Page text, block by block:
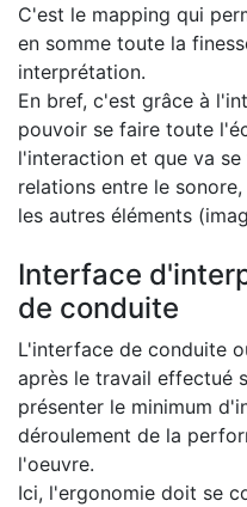
C'est le mapping qui
en somme toute la
interprétation.
En bref, c'est grâce à
pouvoir se faire toute
l'interaction et que va
relations entre le
les autres éléments
Interface
de conduite
L'interface de conduite
après le travail effectué
présenter le minimum
déroulement de la
l'oeuvre.
Ici, l'ergonomie doit se